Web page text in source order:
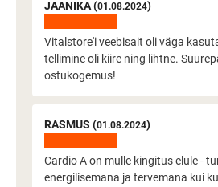
JAANIKA (01.08.2024)
Vitalstore'i veebisait oli väga
tellimine oli kiire ning lihtne.
ostukogemus!
RASMUS (01.08.2024)
Cardio A on mulle kingitus elule -
energilisemana ja tervemana kui